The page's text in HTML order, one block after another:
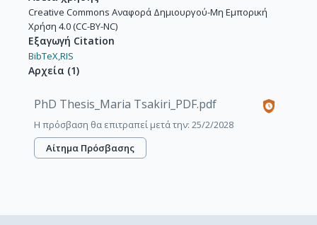
Creative Commons Αναφορά Δημιουργού-Μη Εμπορική
Χρήση 4.0 (CC-BY-NC)
Εξαγωγή Citation
BibTeX, RIS
Αρχεία (1)
PhD Thesis_Maria Tsakiri_PDF.pdf
Η πρόσβαση θα επιτραπεί μετά την: 25/2/2028
Αίτημα Πρόσβασης